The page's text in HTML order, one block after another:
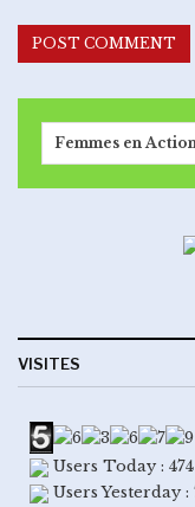
Femmes en Action
VISITES
Users Today : 474
Users Yesterday :